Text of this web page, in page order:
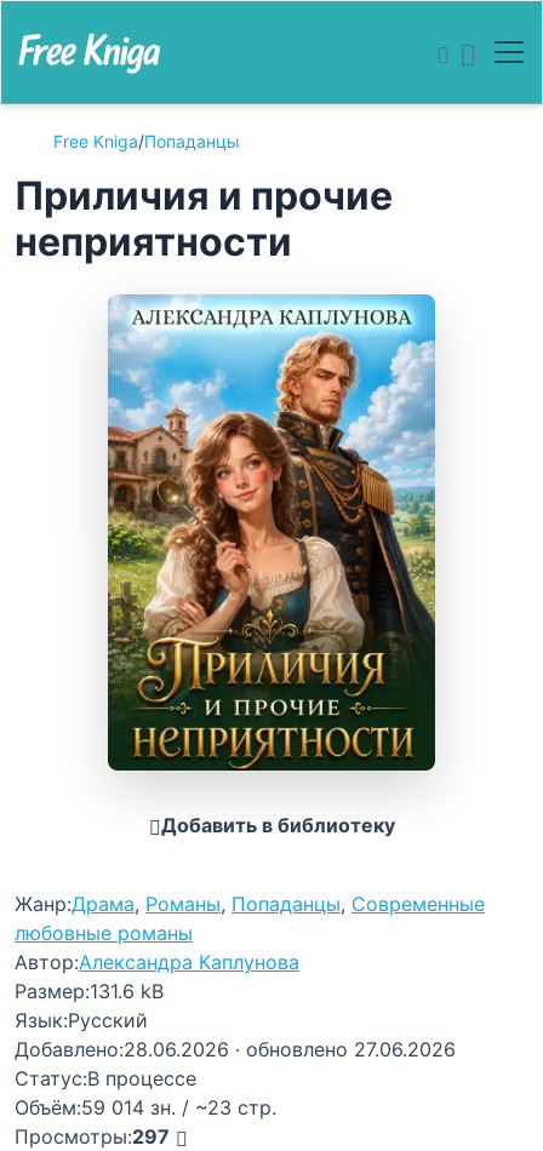
Free Kniga/Попаданцы
Приличия и прочие
неприятности
Добавить в библиотеку
Жанр:Драма, Романы, Попаданцы, Современные
любовные романы
Автор:Александра Каплунова
Размер:131.6 kB
Язык:Русский
Добавлено:28.06.2026 · обновлено 27.06.2026
Статус:В процессе
Объём:59 014 зн. / ~23 стр.
Просмотры:297